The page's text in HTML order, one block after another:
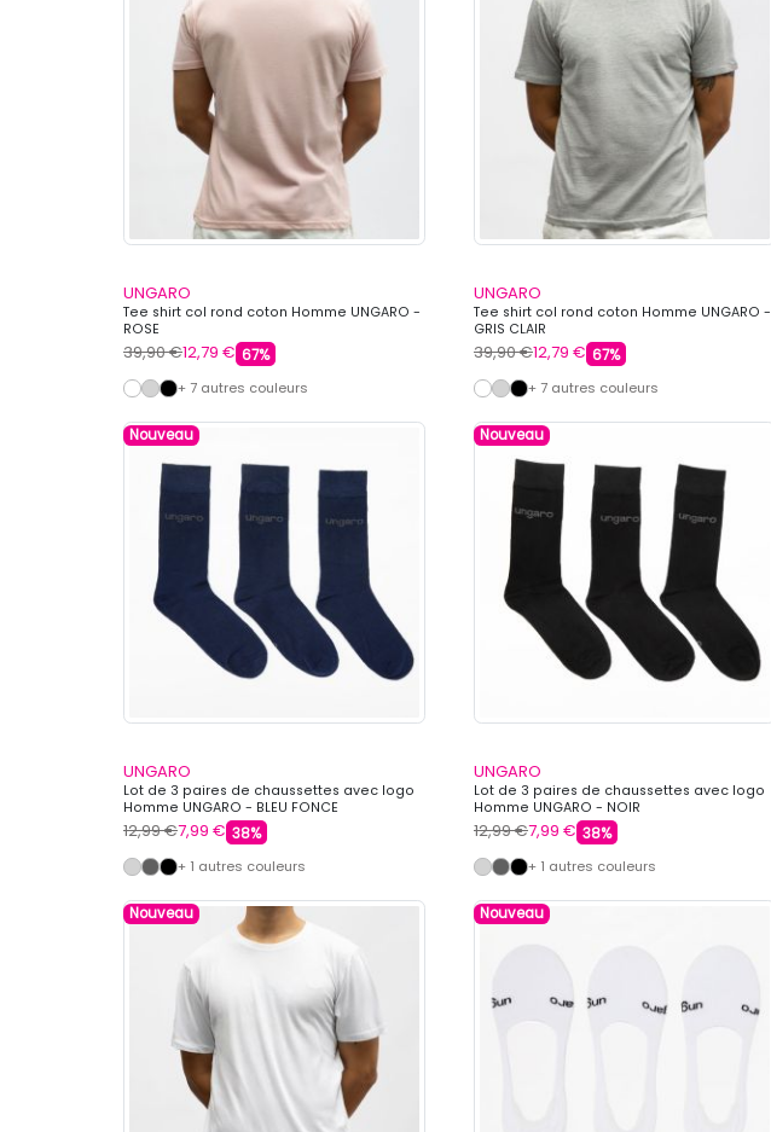
UNGARO
Tee shirt col rond coton Homme UNGARO -
ROSE
39,90 €12,79 € 67%
+ 7 autres couleurs
UNGARO
Tee shirt col rond coton Homme UNGARO -
GRIS CLAIR
39,90 €12,79 € 67%
+ 7 autres couleurs
Nouveau
UNGARO
Lot de 3 paires de chaussettes avec logo
Homme UNGARO - BLEU FONCE
12,99 €7,99 € 38%
+ 1 autres couleurs
Nouveau
UNGARO
Lot de 3 paires de chaussettes avec logo
Homme UNGARO - NOIR
12,99 €7,99 € 38%
+ 1 autres couleurs
Nouveau Nouveau